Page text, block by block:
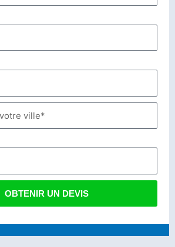
OBTENIR UN DEVIS